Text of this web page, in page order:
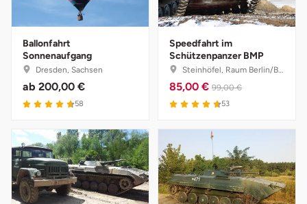
Ballonfahrt
Sonnenaufgang
Dresden, Sachsen
ab 200,00 €
4.7 von 5
58
Speedfahrt im
Schützenpanzer BMP
Steinhöfel, Raum Berlin/Brandenburg
85,00 € 99,00 €
4.7 von 5
53
Osnabrück
Ostholstein
Ostprignitz-Ruppin
Oy-Mittelberg
Passau
Pforzheim